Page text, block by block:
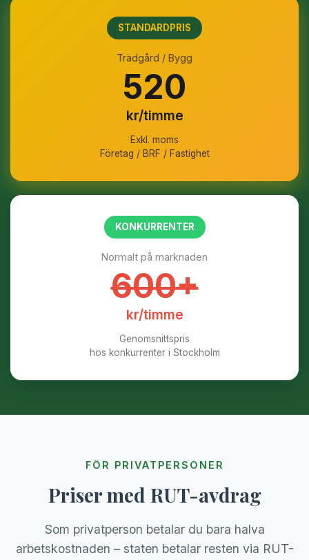
STANDARDPRIS
Trädgård / Bygg
520
kr/timme
Exkl. moms
Företag / BRF / Fastighet
KONKURRENTER
Normalt på marknaden
600+
kr/timme
Genomsnittspris
hos konkurrenter i Stockholm
FÖR PRIVATPERSONER
Priser med RUT-avdrag
Som privatperson betalar du bara halva
arbetskostnaden – staten betalar resten via RUT-